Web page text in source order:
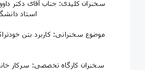
🔴سخنران کلیدی: جناب آقای دکتر
استاد